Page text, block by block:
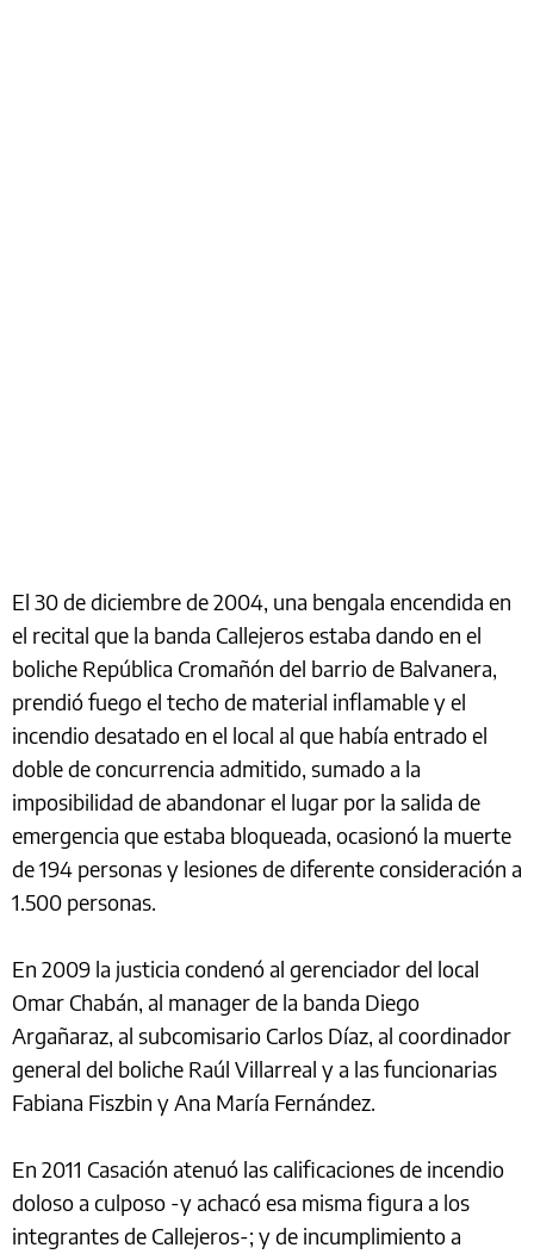
El 30 de diciembre de 2004, una bengala encendida en
el recital que la banda Callejeros estaba dando en el
boliche República Cromañón del barrio de Balvanera,
prendió fuego el techo de material inflamable y el
incendio desatado en el local al que había entrado el
doble de concurrencia admitido, sumado a la
imposibilidad de abandonar el lugar por la salida de
emergencia que estaba bloqueada, ocasionó la muerte
de 194 personas y lesiones de diferente consideración a
1.500 personas.
En 2009 la justicia condenó al gerenciador del local
Omar Chabán, al manager de la banda Diego
Argañaraz, al subcomisario Carlos Díaz, al coordinador
general del boliche Raúl Villarreal y a las funcionarias
Fabiana Fiszbin y Ana María Fernández.
En 2011 Casación atenuó las calificaciones de incendio
doloso a culposo -y achacó esa misma figura a los
integrantes de Callejeros-; y de incumplimiento a